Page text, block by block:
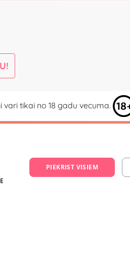
tikai no 18 gadu vecuma.
+371 29 994 357
PIEKRIST VISIEM